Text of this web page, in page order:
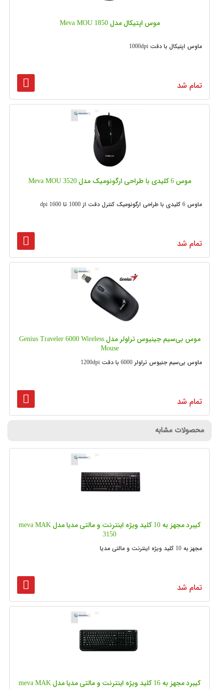
موس اپتیکال مدل Meva MOU 1850
ماوس اپتیکال با دقت 1000dpi
تمام شد
موس 6 کلیدی با طراحی ارگونومیک مدل Meva MOU 3520
ماوس 6 کلیدی با طراحی ارگونومیک کنترل دقت از 1000 تا 1600 dpi
تمام شد
موس بی‌سیم جینیوس تراولر مدل Genius Traveler 6000 Wireless
Mouse
ماوس بی‌سیم جنیوس تراولر 6000 با دقت 1200dpi
تمام شد
محصولات مشابه
کیبرد مجهز به 10 کلید ویژه اینترنت و مالتی مدیا مدل meva MAK
3150
مجهز به 10 کلید ویژه اینترنت و مالتی مدیا
تمام شد
کیبرد مجهز به 16 کلید ویژه اینترنت و مالتی مدیا مدل meva MAK